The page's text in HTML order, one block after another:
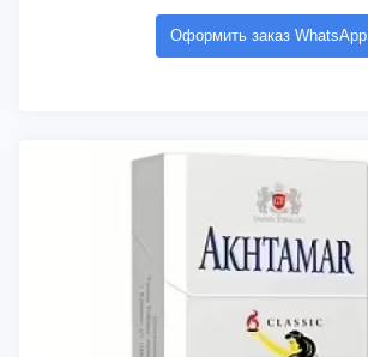
Оформить заказ WhatsApp